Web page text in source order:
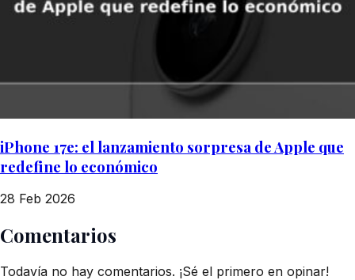
iPhone 17e: el lanzamiento sorpresa de Apple que
redefine lo económico
28 Feb 2026
Comentarios
Todavía no hay comentarios. ¡Sé el primero en opinar!